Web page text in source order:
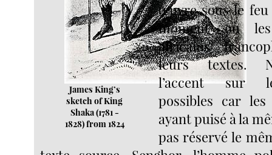
James King’s
sketch of King
Shaka (1781 -
1828) from 1824
œuvre sous le feu
moment où
africains
leurs textes.
l’accent sur
possibles car
ayant puisé à la
pas réservé le